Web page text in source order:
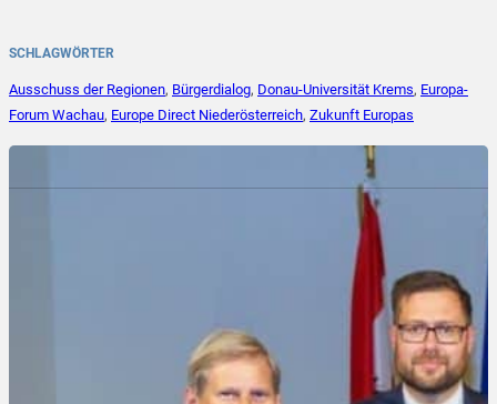
SCHLAGWÖRTER
Ausschuss der Regionen, Bürgerdialog, Donau-Universität Krems, Europa-
Forum Wachau, Europe Direct Niederösterreich, Zukunft Europas